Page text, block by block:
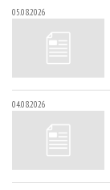
05.08.2026
04.08.2026